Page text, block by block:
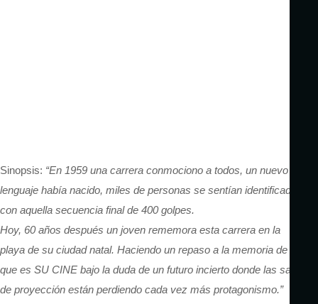
Sinopsis: “En 1959 una carrera conmociono a todos, un nuevo
lenguaje había nacido, miles de personas se sentían identificadas
con aquella secuencia final de 400 golpes.
Hoy, 60 años después un joven rememora esta carrera en la
playa de su ciudad natal. Haciendo un repaso a la memoria de lo
que es SU CINE bajo la duda de un futuro incierto donde las salas
de proyección están perdiendo cada vez más protagonismo.”